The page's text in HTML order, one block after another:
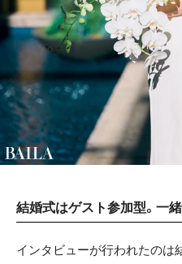
結婚式はゲスト参加型。一
インタビューが行われたのは